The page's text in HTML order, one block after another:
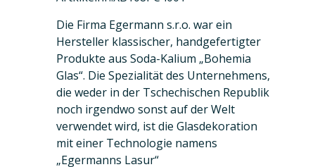
Die Firma Egermann s.r.o. war ein
Hersteller klassischer, handgefertigter
Produkte aus Soda-Kalium „Bohemia
Glas“. Die Spezialität des Unternehmens,
die weder in der Tschechischen Republik
noch irgendwo sonst auf der Welt
verwendet wird, ist die Glasdekoration
mit einer Technologie namens
„Egermanns Lasur“